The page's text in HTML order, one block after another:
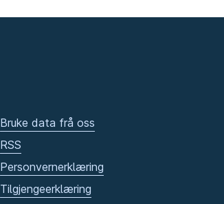
Bruke data frå oss
RSS
Personvernerklæring
Tilgjengeerklæring